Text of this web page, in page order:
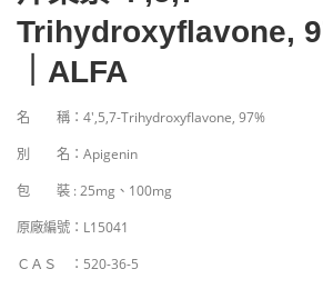
Trihydroxyflavone,
｜ALFA
名 稱：4′,5,7-Trihydroxyflavone, 97%
別 名：Apigenin
包 裝 : 25mg、100mg
原廠編號：L15041
ＣＡＳ ：520-36-5